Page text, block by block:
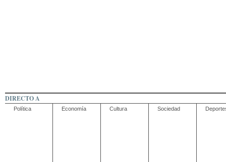
DIRECTO A
Política Economía Cultura Sociedad